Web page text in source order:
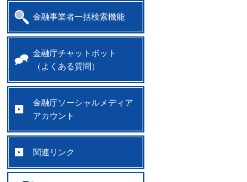
金融事業者一括検索機能
金融庁チャットボット
（よくある質問）
金融庁ソーシャルメディア
アカウント
関連リンク